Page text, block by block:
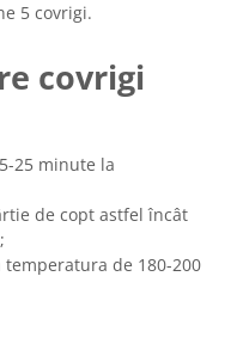
5 covrigi.
covrigi
25 minute la
de copt astfel încât
de 180-200